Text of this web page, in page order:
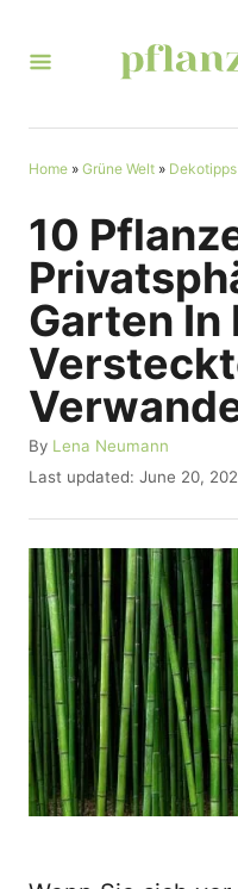
Home » Grüne Welt » Dekotipps
10
Garten In
By A
u
h
o
r
Lena Neumann
P
s
t
d
n
Last updated: June 20,